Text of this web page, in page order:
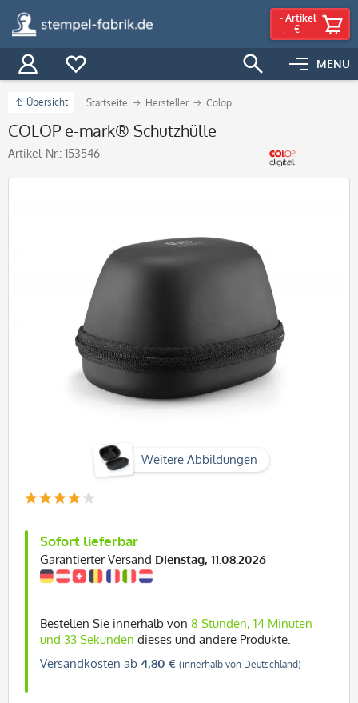
MENÜ
- Artikel
-,-- €
Übersicht Startseite Hersteller Colop
COLOP e-mark® Schutzhülle
Artikel-Nr.: 153546
Weitere Abbildungen
Sofort lieferbar
Garantierter Versand Dienstag, 11.08.2026
Bestellen Sie innerhalb von 8 Stunden, 14 Minuten
und 33 Sekunden dieses und andere Produkte.
Versandkosten ab 4,80 € (innerhalb von Deutschland)